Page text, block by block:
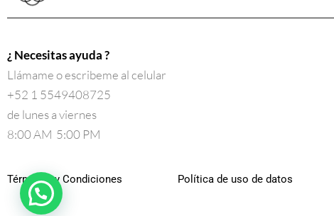
¿ Necesitas ayuda ?
Llámame o escribeme al celular
+52 1 5549408725
de lunes a viernes
8:00 AM 5:00 PM
Términos y Condiciones Política de uso de datos